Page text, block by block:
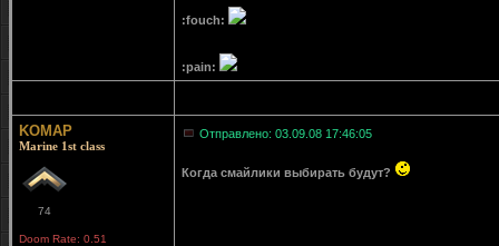
:fouch:
:pain:
KOMAP
Marine 1st class
74
Doom Rate: 0.51
Отправлено: 03.09.08 17:46:05
Когда смайлики выбирать будут?